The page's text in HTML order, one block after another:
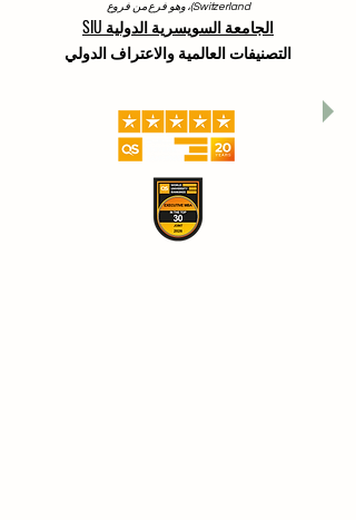
Switzerland)، وهو فرع من فروع
الجامعة السويسرية الدولية SIU
التصنيفات العالمية والاعتراف الدولي